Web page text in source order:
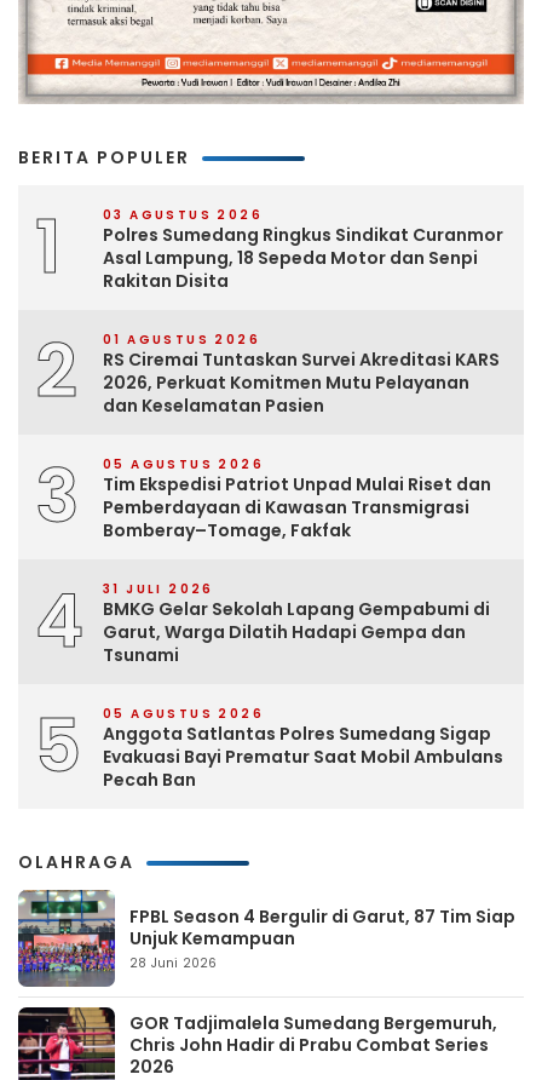
BERITA POPULER
1 03 AGUSTUS 2026
Polres Sumedang Ringkus Sindikat Curanmor
Asal Lampung, 18 Sepeda Motor dan Senpi
Rakitan Disita
2 01 AGUSTUS 2026
RS Ciremai Tuntaskan Survei Akreditasi KARS
2026, Perkuat Komitmen Mutu Pelayanan
dan Keselamatan Pasien
3 05 AGUSTUS 2026
Tim Ekspedisi Patriot Unpad Mulai Riset dan
Pemberdayaan di Kawasan Transmigrasi
Bomberay–Tomage, Fakfak
4 31 JULI 2026
BMKG Gelar Sekolah Lapang Gempabumi di
Garut, Warga Dilatih Hadapi Gempa dan
Tsunami
5 05 AGUSTUS 2026
Anggota Satlantas Polres Sumedang Sigap
Evakuasi Bayi Prematur Saat Mobil Ambulans
Pecah Ban
OLAHRAGA
FPBL Season 4 Bergulir di Garut, 87 Tim Siap
Unjuk Kemampuan
28 Juni 2026
GOR Tadjimalela Sumedang Bergemuruh,
Chris John Hadir di Prabu Combat Series
2026